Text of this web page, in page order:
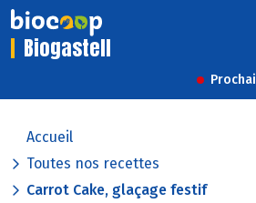
Biogastell
Accueil
Toutes nos recettes
Carrot Cake, glaçage festif